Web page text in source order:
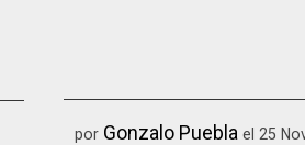
por Gonzalo Puebla el 25